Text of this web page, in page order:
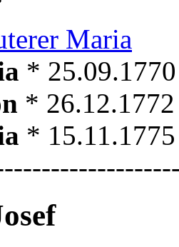
Maria
*
*
*